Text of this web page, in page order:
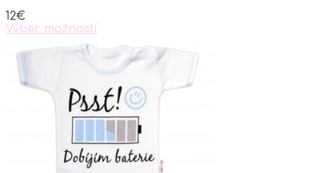
12€
Výber možností
product
has
multiple
variants.